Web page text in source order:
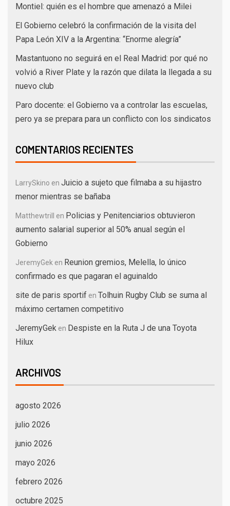
Montiel: quién es el hombre que amenazó a Milei
El Gobierno celebró la confirmación de la visita del
Papa León XIV a la Argentina: “Enorme alegría”
Mastantuono no seguirá en el Real Madrid: por qué no
volvió a River Plate y la razón que dilata la llegada a su
nuevo club
Paro docente: el Gobierno va a controlar las escuelas,
pero ya se prepara para un conflicto con los sindicatos
COMENTARIOS RECIENTES
LarrySkino en Juicio a sujeto que filmaba a su hijastro
menor mientras se bañaba
Matthewtrill en Policias y Penitenciarios obtuvieron
aumento salarial superior al 50% anual según el
Gobierno
JeremyGek en Reunion gremios, Melella, lo único
confirmado es que pagaran el aguinaldo
site de paris sportif en Tolhuin Rugby Club se suma al
máximo certamen competitivo
JeremyGek en Despiste en la Ruta J de una Toyota
Hilux
ARCHIVOS
agosto 2026
julio 2026
junio 2026
mayo 2026
febrero 2026
octubre 2025